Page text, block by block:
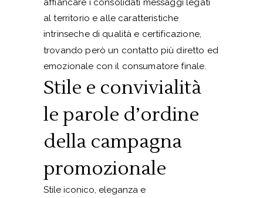
affiancare i consolidati messaggi legati
al territorio e alle caratteristiche
intrinseche di qualità e certificazione,
trovando però un contatto più diretto ed
emozionale con il consumatore finale.
Stile e convivialità
le parole d’ordine
della campagna
promozionale
Stile iconico, eleganza e